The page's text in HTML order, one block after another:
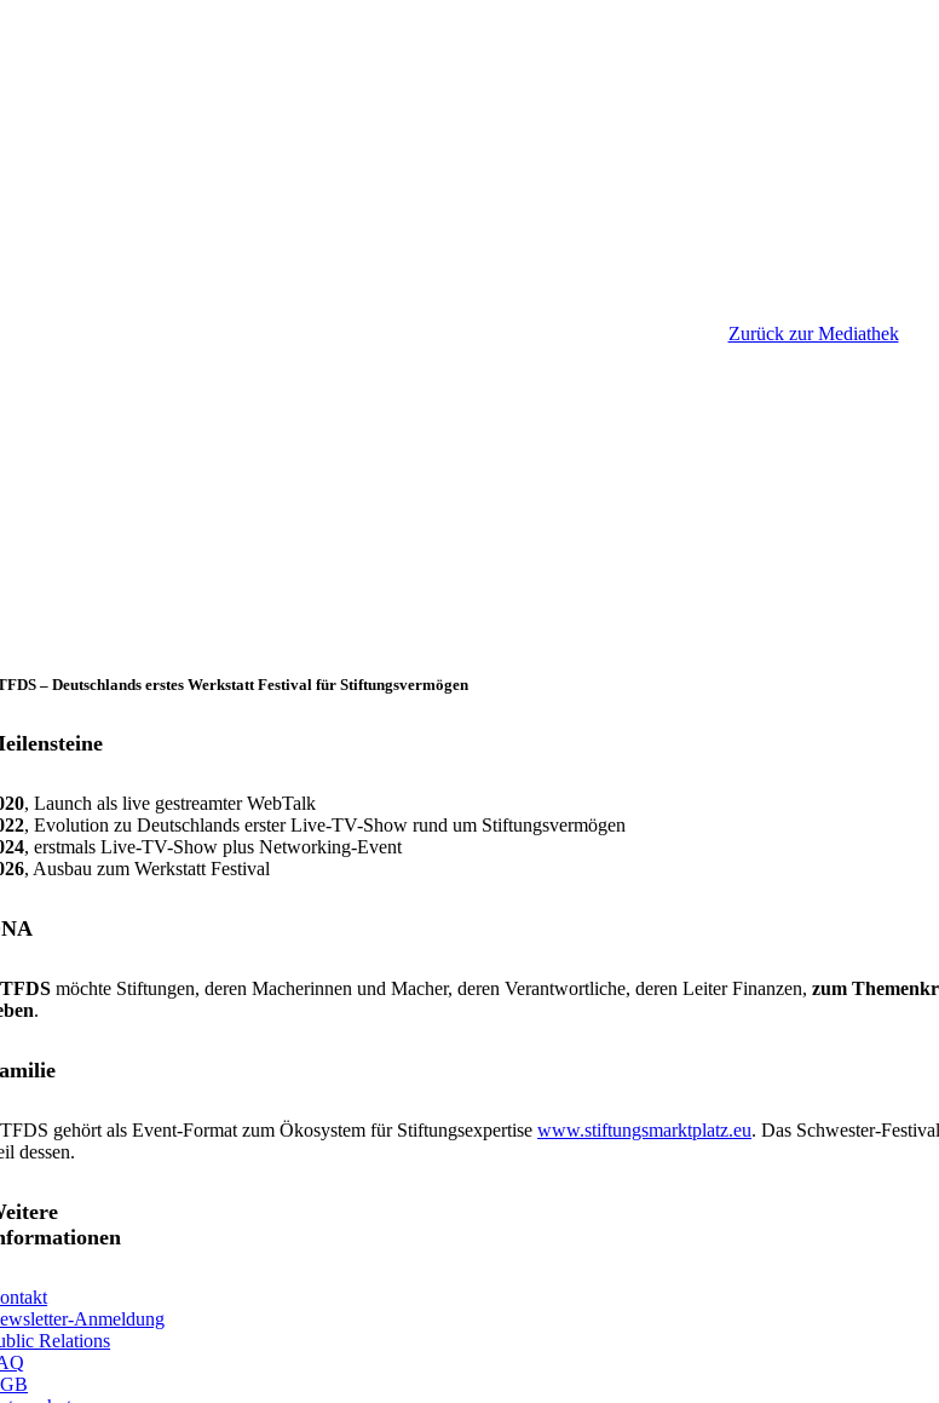
zeitgemäß anlegen
Zurück zur Mediathek
– Deutschlands erstes Werkstatt Festival für Stiftungsvermögen
, Launch als live gestreamter WebTalk
, Evolution zu Deutschlands erster Live-TV-Show rund um Stiftungsvermögen
, erstmals Live-TV-Show plus Networking-Event
, Ausbau zum Werkstatt Festival
möchte Stiftungen, deren Macherinnen und Macher, deren Verantwortliche, deren Leiter Finanzen,zum
.
gehört als Event-Format zum Ökosystem für Stiftungsexpertisewww.stiftungsmarktplatz.eu. Das Schwester-
dessen.
Anmeldung
Relations